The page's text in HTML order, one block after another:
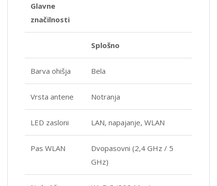
Glavne
značilnosti
Splošno
Barva ohišja Bela
Vrsta antene Notranja
LED zasloni LAN, napajanje, WLAN
Pas WLAN
Dvopasovni (2,4 GHz / 5
GHz)